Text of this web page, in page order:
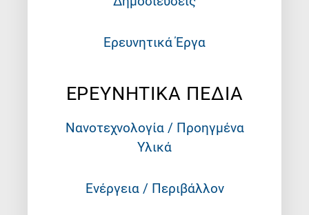
Ερευνητικά Έργα
ΕΡΕΥΝΗΤΙΚΑ ΠΕΔΙΑ
Νανοτεχνολογία / Προηγμένα
Υλικά
Ενέργεια / Περιβάλλον